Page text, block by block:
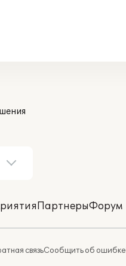
ПартнерыФорум
связьСообщить об ошибке